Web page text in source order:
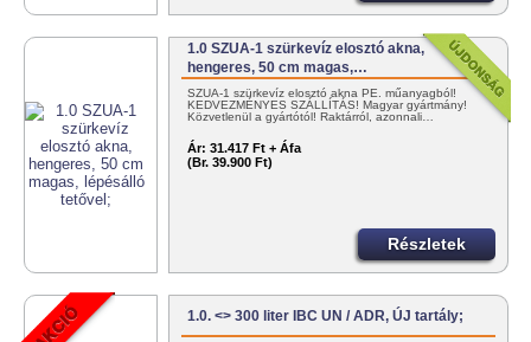
1.0 SZUA-1 szürkevíz elosztó akna,
hengeres, 50 cm magas,…
SZUA-1 szürkevíz elosztó akna PE. műanyagból!
KEDVEZMÉNYES SZÁLLÍTÁS! Magyar gyártmány!
Közvetlenül a gyártótól! Raktárról, azonnali…
Ár: 31.417 Ft + Áfa
(Br. 39.900 Ft)
Részletek
1.0. <> 300 liter IBC UN / ADR, ÚJ tartály;